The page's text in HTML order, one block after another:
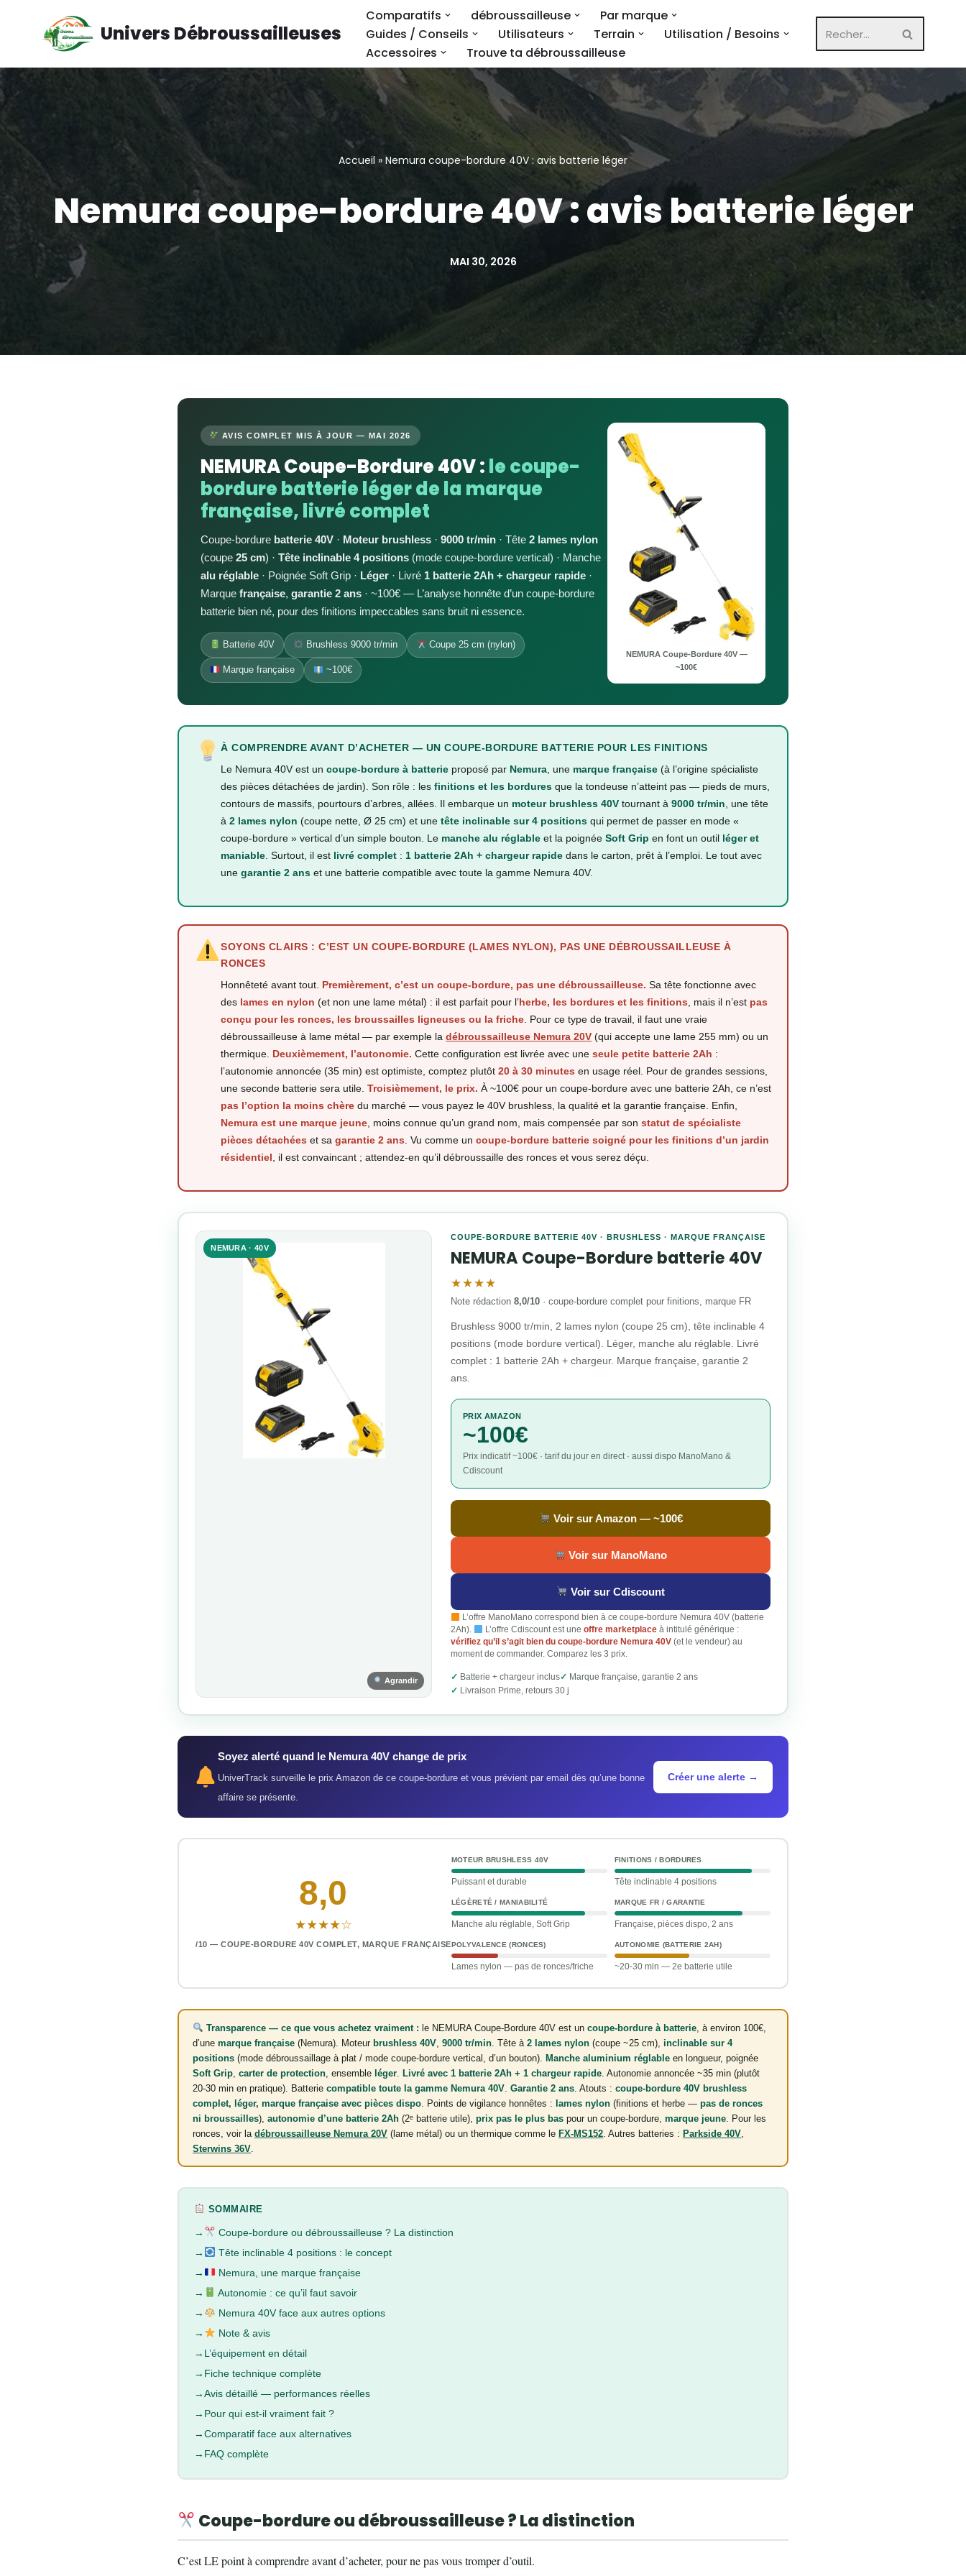
contenu
Univers Débroussailleuses
Comparatifs débroussailleuse
Par marque
Guides / Conseils
Utilisateurs Terrain
Utilisation / Besoins
Accessoires
Trouve ta débroussailleuse
Accueil » Nemura coupe-bordure 40V : avis batterie léger
Nemura coupe-bordure 40V : avis batterie léger
MAI 30, 2026
AVIS COMPLET MIS À JOUR — MAI 2026
NEMURA Coupe-Bordure 40V :le coupe-
bordure batterie léger de la marque
française, livré complet
Coupe-bordure batterie 40V· Moteur brushless· 9000 tr/min· Tête 2 lames nylon
(coupe 25 cm) · Tête inclinable 4 positions(mode coupe-bordure vertical) · Manche
alu réglable· Poignée Soft Grip · Léger· Livré 1 batterie 2Ah + chargeur rapide·
Marque française, garantie 2 ans· ~100€ — L’analyse honnête d’un coupe-bordure
batterie bien né, pour des finitions impeccables sans bruit ni essence.
Batterie 40V Brushless 9000 tr/min Coupe 25 cm (nylon)
Marque française ~100€
NEMURA Coupe-Bordure 40V —
~100€
À COMPRENDRE AVANT D’ACHETER — UN COUPE-BORDURE BATTERIE POUR LES FINITIONS
Le Nemura 40V est uncoupe-bordure à batterie proposé par Nemura, une marque française (à l’origine spécialiste
des pièces détachées de jardin). Son rôle : lesfinitions et les bordures que la tondeuse n’atteint pas — pieds de murs,
contours de massifs, pourtours d’arbres, allées. Il embarque un moteur brushless 40V tournant à9000 tr/min, une tête
à2 lames nylon (coupe nette, Ø 25 cm) et unetête inclinable sur 4 positions qui permet de passer en mode «
coupe-bordure » vertical d’un simple bouton. Le manche alu réglable et la poignéeSoft Grip en font un outil léger et
maniable. Surtout, il est livré complet :1 batterie 2Ah + chargeur rapide dans le carton, prêt à l’emploi. Le tout avec
unegarantie 2 ans et une batterie compatible avec toute la gamme Nemura 40V.
SOYONS CLAIRS : C’EST UN COUPE-BORDURE (LAMES NYLON), PAS UNE DÉBROUSSAILLEUSE À
RONCES
Honnêteté avant tout. Premièrement, c’est un coupe-bordure, pas une débroussailleuse. Sa tête fonctionne avec
des lames en nylon (et non une lame métal) : il est parfait pour l’herbe, les bordures et les finitions, mais il n’est pas
conçu pour les ronces, les broussailles ligneuses ou la friche. Pour ce type de travail, il faut une vraie
débroussailleuse à lame métal — par exemple ladébroussailleuse Nemura 20V (qui accepte une lame 255 mm) ou un
thermique. Deuxièmement, l’autonomie. Cette configuration est livrée avec uneseule petite batterie 2Ah :
l’autonomie annoncée (35 min) est optimiste, comptez plutôt20 à 30 minutes en usage réel. Pour de grandes sessions,
une seconde batterie sera utile.Troisièmement, le prix. À ~100€ pour un coupe-bordure avec une batterie 2Ah, ce n’est
pas l’option la moins chère du marché — vous payez le 40V brushless, la qualité et la garantie française. Enfin,
Nemura est une marque jeune, moins connue qu’un grand nom, mais compensée par sonstatut de spécialiste
pièces détachées et sagarantie 2 ans. Vu comme uncoupe-bordure batterie soigné pour les finitions d’un jardin
résidentiel, il est convaincant ; attendez-en qu’il débroussaille des ronces et vous serez déçu.
NEMURA · 40V
Agrandir
COUPE-BORDURE BATTERIE 40V · BRUSHLESS · MARQUE FRANÇAISE
NEMURA Coupe-Bordure batterie 40V
★★★★
Note rédaction 8,0/10· coupe-bordure complet pour finitions, marque FR
Brushless 9000 tr/min, 2 lames nylon (coupe 25 cm), tête inclinable 4
positions (mode bordure vertical). Léger, manche alu réglable. Livré
complet : 1 batterie 2Ah + chargeur. Marque française, garantie 2
ans.
PRIX AMAZON
~100€
Prix indicatif ~100€ · tarif du jour en direct · aussi dispo ManoMano &
Cdiscount
Voir sur Amazon — ~100€
Voir sur ManoMano
Voir sur Cdiscount
L’offre ManoMano correspond bien à ce coupe-bordure Nemura 40V (batterie
2Ah).
L’offre Cdiscount est uneoffre marketplace à intitulé générique :
vérifiez qu’il s’agit bien du coupe-bordure Nemura 40V(et le vendeur) au
moment de commander. Comparez les 3 prix.
Batterie + chargeur inclus
Marque française, garantie 2 ans
Livraison Prime, retours 30 j
Soyez alerté quand le Nemura 40V change de prix
UniverTrack surveille le prix Amazon de ce coupe-bordure et vous prévient par email dès qu’une bonne
affaire se présente.
Créer une alerte →
8,0
★★★★☆
/10 — COUPE-BORDURE 40V COMPLET, MARQUE FRANÇAISE
MOTEUR BRUSHLESS 40V
Puissant et durable
FINITIONS / BORDURES
Tête inclinable 4 positions
LÉGÈRETÉ / MANIABILITÉ
Manche alu réglable, Soft Grip
MARQUE FR / GARANTIE
Française, pièces dispo, 2 ans
POLYVALENCE (RONCES)
Lames nylon — pas de ronces/friche
AUTONOMIE (BATTERIE 2AH)
~20-30 min — 2e batterie utile
Transparence — ce que vous achetez vraiment : le NEMURA Coupe-Bordure 40V est uncoupe-bordure à batterie , à environ 100€,
d’unemarque française (Nemura). Moteur brushless 40V ,9000 tr/min . Tête à2 lames nylon (coupe ~25 cm),inclinable sur 4
positions (mode débroussaillage à plat / mode coupe-bordure vertical, d’un bouton). Manche aluminium réglable en longueur, poignée
Soft Grip ,carter de protection , ensemble léger Livré avec 1 batterie 2Ah + 1 chargeur rapide . Autonomie annoncée ~35 min (plutôt
20-30 min en pratique). Batteriecompatible toute la gamme Nemura 40V .Garantie 2 ans . Atouts :coupe-bordure 40V brushless
complet, léger, marque française avec pièces dispo . Points de vigilance honnêtes : lames nylon (finitions et herbe —pas de ronces
ni broussailles),autonomie d’une batterie 2Ah (2ᵉ batterie utile),prix pas le plus bas pour un coupe-bordure,marque jeune . Pour les
ronces, voir ladébroussailleuse Nemura 20V (lame métal) ou un thermique comme le FX-MS152 . Autres batteries : Parkside 40V
Sterwins 36V
SOMMAIRE
Coupe-bordure ou débroussailleuse ? La distinction
Tête inclinable 4 positions : le concept
Nemura, une marque française
Autonomie : ce qu’il faut savoir
Nemura 40V face aux autres options
Note & avis
L’équipement en détail
Fiche technique complète
Avis détaillé — performances réelles
Pour qui est-il vraiment fait ?
Comparatif face aux alternatives
FAQ complète
Coupe-bordure ou débroussailleuse ? La distinction
C’est LE point à comprendre avant d’acheter, pour ne pas vous tromper d’outil.